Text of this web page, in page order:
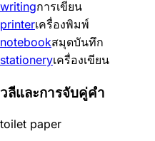
writingการเขียน
printerเครื่องพิมพ์
notebookสมุดบันทึก
stationeryเครื่องเขียน
วลีและการจับคู่คำ
toilet paper